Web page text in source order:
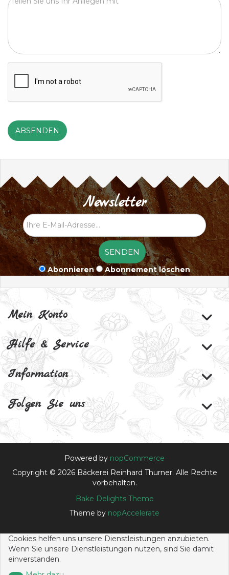
Newsletter
Abonnieren Abonnement löschen
Mein Konto
Hilfe & Service
Information
Folgen Sie uns
Powered by nopCommerce
Copyright © 2026 Bäckerei Reinhard Thurner. Alle Rechte
vorbehalten.
Bake Delights Theme
Theme by nopAccelerate
Cookies helfen uns unsere Dienstleistungen anzubieten.
Wenn Sie unsere Dienstleistungen nutzen, sind Sie damit
einverstanden.